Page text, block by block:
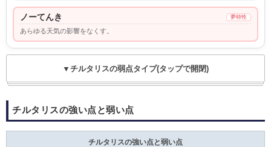
ノーてんき 夢特性
あらゆる天気の影響をなくす。
▼チルタリスの弱点タイプ(タップで開閉)
チルタリスの強い点と弱い点
チルタリスの強い点と弱い点